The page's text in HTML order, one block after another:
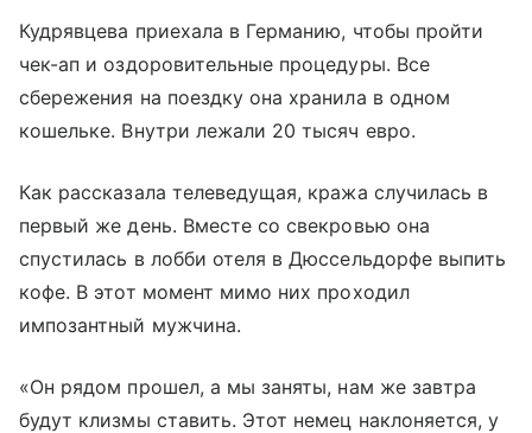
Кудрявцева приехала в Германию, чтобы пройти
чек-ап и оздоровительные процедуры. Все
сбережения на поездку она хранила в одном
кошельке. Внутри лежали 20 тысяч евро.
Как рассказала телеведущая, кража случилась в
первый же день. Вместе со свекровью она
спустилась в лобби отеля в Дюссельдорфе выпить
кофе. В этот момент мимо них проходил
импозантный мужчина.
«Он рядом прошел, а мы заняты, нам же завтра
будут клизмы ставить. Этот немец наклоняется, у